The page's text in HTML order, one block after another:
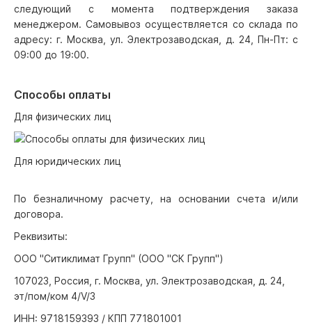
следующий с момента подтверждения заказа
менеджером. Самовывоз осуществляется со склада по
адресу: г. Москва, ул. Электрозаводская, д. 24, Пн-Пт: с
09:00 до 19:00.
Способы оплаты
Для физических лиц
Для юридических лиц
По безналичному расчету, на основании счета и/или
договора.
Реквизиты:
ООО "Ситиклимат Групп" (ООО "СК Групп")
107023, Россия, г. Москва, ул. Электрозаводская, д. 24,
эт/пом/ком 4/V/3
ИНН: 9718159393 / КПП 771801001